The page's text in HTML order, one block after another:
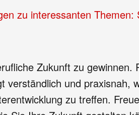
zu interessanten Themen:
Zukunft zu gewinnen.
und praxisnah,
zu treffen.